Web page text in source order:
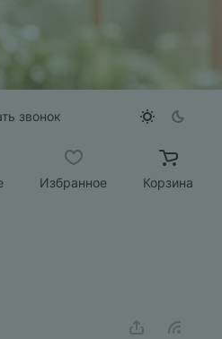
звонок
Избранное Корзина